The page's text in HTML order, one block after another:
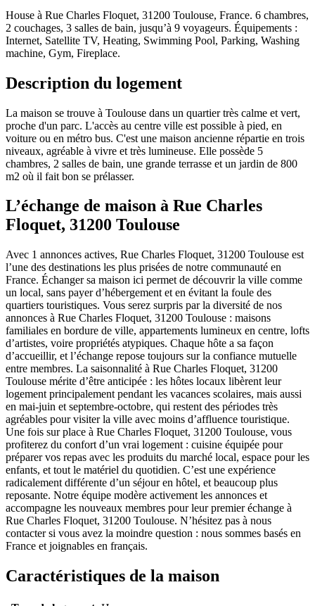
House à Rue Charles Floquet, 31200 Toulouse, France. 6 chambres,
2 couchages, 3 salles de bain, jusqu’à 9 voyageurs. Équipements :
Internet, Satellite TV, Heating, Swimming Pool, Parking, Washing
machine, Gym, Fireplace.
Description du logement
La maison se trouve à Toulouse dans un quartier très calme et vert,
proche d'un parc. L'accès au centre ville est possible à pied, en
voiture ou en métro bus. C'est une maison ancienne répartie en trois
niveaux, agréable à vivre et très lumineuse. Elle possède 5
chambres, 2 salles de bain, une grande terrasse et un jardin de 800
m2 où il fait bon se prélasser.
L’échange de maison à Rue Charles
Floquet, 31200 Toulouse
Avec 1 annonces actives, Rue Charles Floquet, 31200 Toulouse est
l’une des destinations les plus prisées de notre communauté en
France. Échanger sa maison ici permet de découvrir la ville comme
un local, sans payer d’hébergement et en évitant la foule des
quartiers touristiques. Vous serez surpris par la diversité de nos
annonces à Rue Charles Floquet, 31200 Toulouse : maisons
familiales en bordure de ville, appartements lumineux en centre, lofts
d’artistes, voire propriétés atypiques. Chaque hôte a sa façon
d’accueillir, et l’échange repose toujours sur la confiance mutuelle
entre membres. La saisonnalité à Rue Charles Floquet, 31200
Toulouse mérite d’être anticipée : les hôtes locaux libèrent leur
logement principalement pendant les vacances scolaires, mais aussi
en mai-juin et septembre-octobre, qui restent des périodes très
agréables pour visiter la ville avec moins d’affluence touristique.
Une fois sur place à Rue Charles Floquet, 31200 Toulouse, vous
profiterez du confort d’un vrai logement : cuisine équipée pour
préparer vos repas avec les produits du marché local, espace pour les
enfants, et tout le matériel du quotidien. C’est une expérience
radicalement différente d’un séjour en hôtel, et beaucoup plus
reposante. Notre équipe modère activement les annonces et
accompagne les nouveaux membres pour leur premier échange à
Rue Charles Floquet, 31200 Toulouse. N’hésitez pas à nous
contacter si vous avez la moindre question : nous sommes basés en
France et joignables en français.
Caractéristiques de la maison